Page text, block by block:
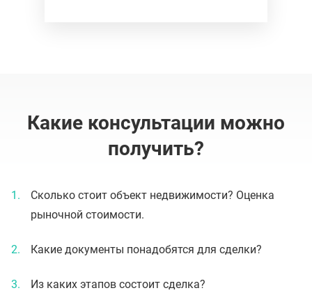
Какие консультации можно
получить?
Сколько стоит объект недвижимости? Оценка
рыночной стоимости.
Какие документы понадобятся для сделки?
Из каких этапов состоит сделка?